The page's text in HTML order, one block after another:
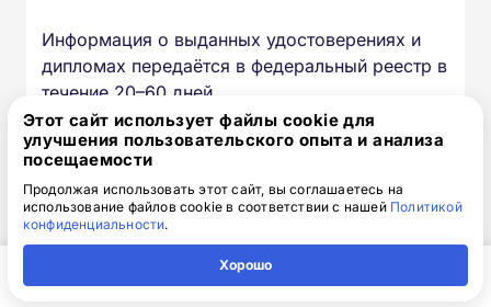
Информация о выданных удостоверениях и
дипломах передаётся в федеральный реестр в
течение 20–60 дней.
Вы получаете оригиналы
документов
окончания курса, оригиналы доставляем
Этот сайт использует файлы cookie для
улучшения пользовательского опыта и анализа
посещаемости
Продолжая использовать этот сайт, вы соглашаетесь на
использование файлов cookie в соответствии с нашей Политикой
конфиденциальности.
Хорошо